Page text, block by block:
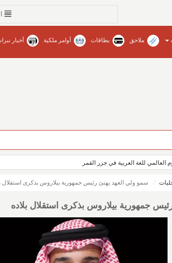
ملاحق بطاقات أوامر ملكية أخبار
العالمي للغة العربية في جزر القمر
سمو ولي العهد يهنئ رئيس جمهورية بيلاروس بذكرى استقلال
جمهورية بيلاروس بذكرى استقلال بلاده